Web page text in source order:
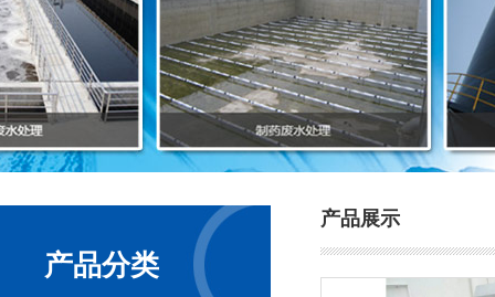
产品分类
产品展示